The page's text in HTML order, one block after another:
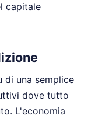
capitale
di una semplice
dove tutto
L'economia